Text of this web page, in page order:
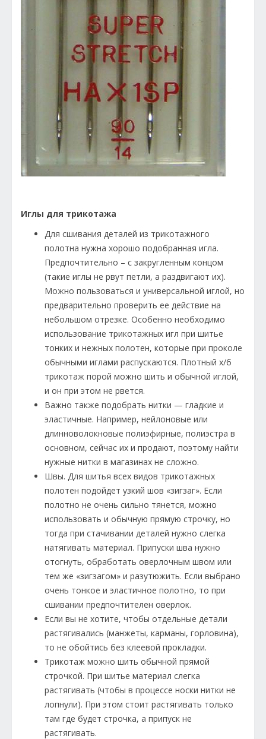
Иглы для трикотажа
Для сшивания деталей из трикотажного
полотна нужна хорошо подобранная игла.
Предпочтительно – с закругленным концом
(такие иглы не рвут петли, а раздвигают их).
Можно пользоваться и универсальной иглой, но
предварительно проверить ее действие на
небольшом отрезке. Особенно необходимо
использование трикотажных игл при шитье
тонких и нежных полотен, которые при проколе
обычными иглами распускаются. Плотный х/б
трикотаж порой можно шить и обычной иглой,
и он при этом не рвется.
Важно также подобрать нитки — гладкие и
эластичные. Например, нейлоновые или
длинноволокновые полиэфирные, полиэстра в
основном, сейчас их и продают, поэтому найти
нужные нитки в магазинах не сложно.
Швы. Для шитья всех видов трикотажных
полотен подойдет узкий шов «зигзаг». Если
полотно не очень сильно тянется, можно
использовать и обычную прямую строчку, но
тогда при стачивании деталей нужно слегка
натягивать материал. Припуски шва нужно
отогнуть, обработать оверлочным швом или
тем же «зигзагом» и разутюжить. Если выбрано
очень тонкое и эластичное полотно, то при
сшивании предпочтителен оверлок.
Если вы не хотите, чтобы отдельные детали
растягивались (манжеты, карманы, горловина),
то не обойтись без клеевой прокладки.
Трикотаж можно шить обычной прямой
строчкой. При шитье материал слегка
растягивать (чтобы в процессе носки нитки не
лопнули). При этом стоит растягивать только
там где будет строчка, а припуск не
растягивать.